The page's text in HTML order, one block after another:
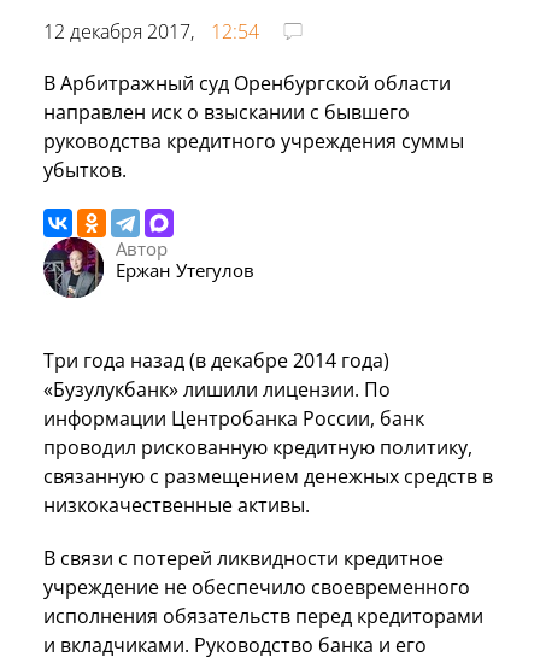
12 декабря 2017,
12:54
В Арбитражный суд Оренбургской области
направлен иск о взыскании с бывшего
руководства кредитного учреждения суммы
убытков.
Автор
Ержан Утегулов
Три года назад (в декабре 2014 года)
«Бузулукбанк» лишили лицензии. По
информации Центробанка России, банк
проводил рискованную кредитную политику,
связанную с размещением денежных средств в
низкокачественные активы.
В связи с потерей ликвидности кредитное
учреждение не обеспечило своевременного
исполнения обязательств перед кредиторами
и вкладчиками. Руководство банка и его